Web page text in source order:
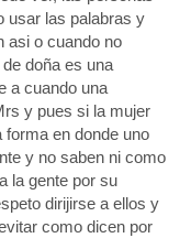
usar las palabras y
asi o cuando no
doña es una
a cuando una
y pues si la mujer
en donde uno
y no saben ni como
la gente por su
dirijirse a ellos y
como dicen por